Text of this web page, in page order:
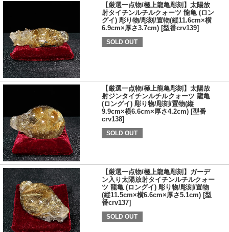
【厳選一点物/極上龍亀彫刻】太陽放
射タイチンルチルクォーツ 龍亀 (ロン
グイ) 彫り物/彫刻/置物(縦11.6cm×横
6.9cm×厚さ3.7cm) [型番crv139]
SOLD OUT
【厳選一点物/極上龍亀彫刻】太陽放
射ジンタイチンルチルクォーツ 龍亀
(ロングイ) 彫り物/彫刻/置物(縦
9.9cm×横6.6cm×厚さ4.2cm) [型番
crv138]
SOLD OUT
【厳選一点物/極上龍亀彫刻】ガーデ
ン入り太陽放射タイチンルチルクォー
ツ 龍亀 (ロングイ) 彫り物/彫刻/置物
(縦11.5cm×横6.6cm×厚さ5.1cm) [型
番crv137]
SOLD OUT